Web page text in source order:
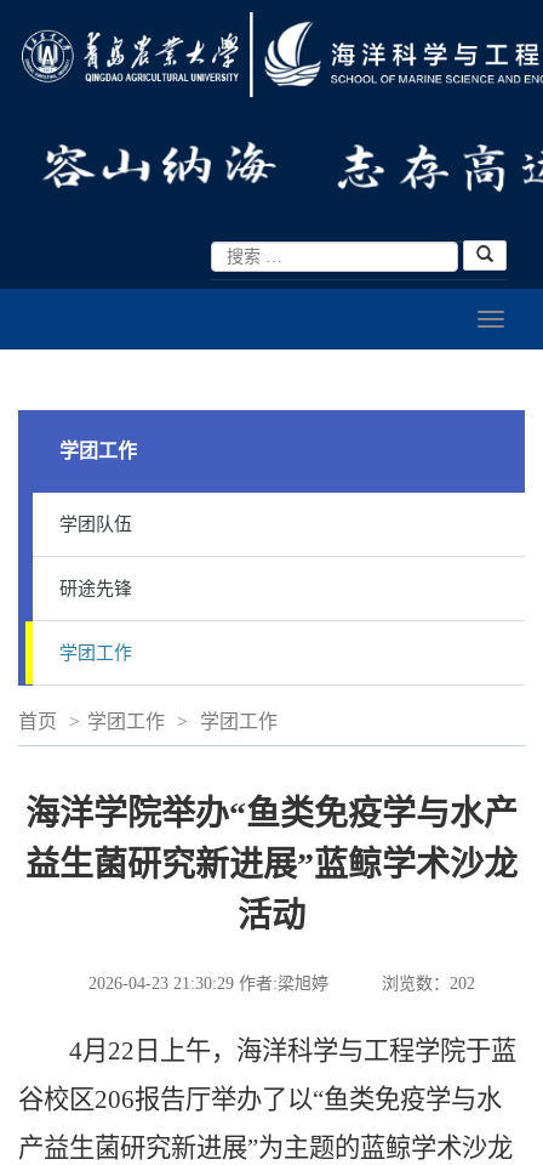
学团工作
学团队伍
研途先锋
学团工作
首页 > 学团工作 > 学团工作
海洋学院举办“鱼类免疫学与水产
益生菌研究新进展”蓝鲸学术沙龙
活动
2026-04-23 21:30:29 作者:梁旭婷 浏览数： 202
4月22日上午，海洋科学与工程学院于蓝
谷校区206报告厅举办了以“鱼类免疫学与水
产益生菌研究新进展”为主题的蓝鲸学术沙龙